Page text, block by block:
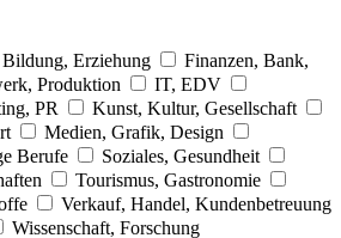
Bildung, Erziehung
Finanzen, Bank,
Produktion
IT, EDV
PR
Kunst, Kultur, Gesellschaft
Medien, Grafik, Design
Berufe
Soziales, Gesundheit
Tourismus, Gastronomie
Verkauf, Handel, Kundenbetreuung
Wissenschaft, Forschung